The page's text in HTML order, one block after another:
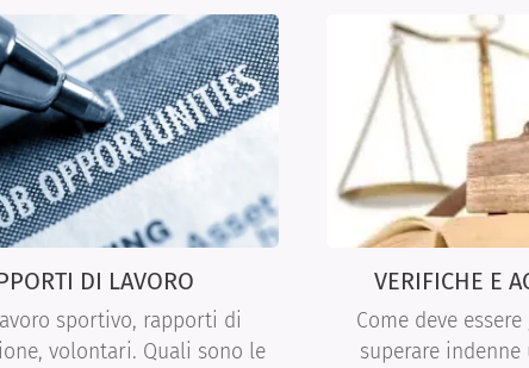
DI LAVORO
sportivo, rapporti di
volontari. Quali sono le
VERIFICHE E
Come deve
superare